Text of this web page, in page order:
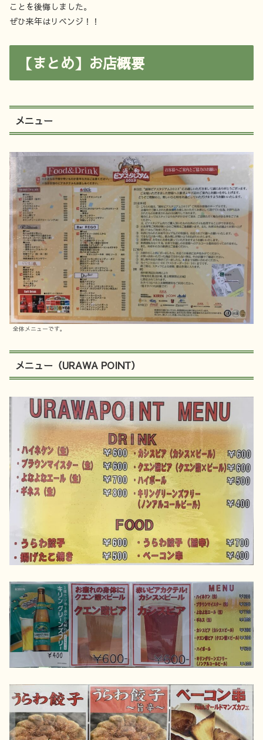
ことを後悔しました。
ぜひ来年はリベンジ！！
【まとめ】お店概要
メニュー
全体メニューです。
メニュー（URAWA POINT）